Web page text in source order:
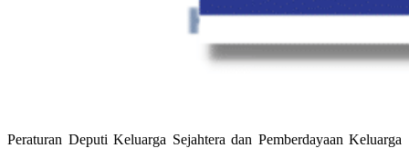
Peraturan Deputi Keluarga Sejahtera dan Pemberdayaan Keluarga